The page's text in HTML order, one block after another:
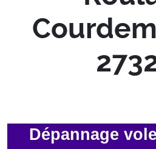
Dépannage